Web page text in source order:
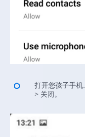
打开您孩子手
> 关闭。